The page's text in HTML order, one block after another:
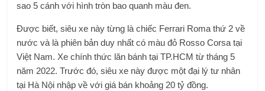
sao 5 cánh với hình tròn bao quanh màu đen.
Được biết, siêu xe này từng là chiếc Ferrari Roma thứ 2 về
nước và là phiên bản duy nhất có màu đỏ Rosso Corsa tại
Việt Nam. Xe chính thức lăn bánh tại TP.HCM từ tháng 5
năm 2022. Trước đó, siêu xe này được một đại lý tư nhân
tại Hà Nội nhập về với giá bán khoảng 20 tỷ đồng.